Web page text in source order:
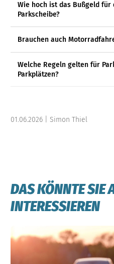
Wie hoch ist das Bußgeld für
Parkscheibe?
Brauchen auch
Welche Regeln gelten für
Parkplätzen?
01.06.2026 | Simon Thiel
DAS KÖNNTE SIE
INTERESSIEREN